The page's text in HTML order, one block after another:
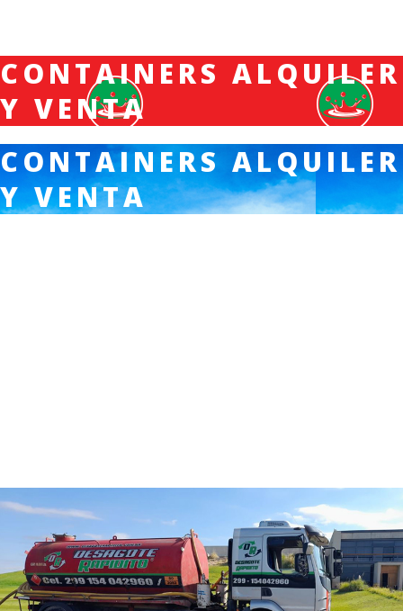
CONTAINERS ALQUILER
Y VENTA
CONTAINERS ALQUILER
Y VENTA